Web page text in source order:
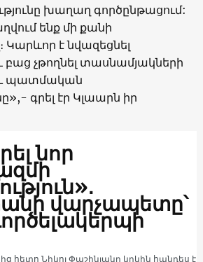
խաղաղ գործընթացում:
ենք մի քանի
է նվազեցնել
բաց չթողնել տասնամյակների
պատմական
գրել էր Կլաարն իր
նոր
վարչապետը՝
հետո Նիկոլ Փաշինյանը կրկին հանդես է